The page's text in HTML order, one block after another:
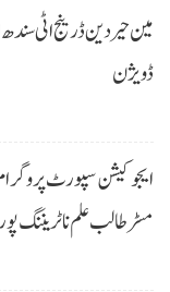
مین حیردین ڈرینج اٹی
ڈویژن
مسڑ طالب علم نا ٹریننگ